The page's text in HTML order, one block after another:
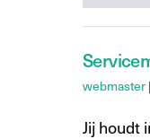
webmaster |
Jij houdt